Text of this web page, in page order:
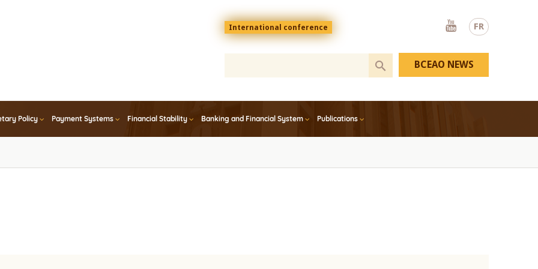
FR
Menu
top
En
International conference
Youtube
Policy Payment Systems Financial Stability Banking and Financial System Publications
BCEAO NEWS